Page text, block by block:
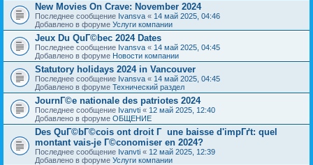
New Movies On Crave: November 2024
Последнее сообщение Ivansva « 14 май 2025, 04:46
Добавлено в форуме Услуги компании
Jeux Du QuГ©bec 2024 Dates
Последнее сообщение Ivansva « 14 май 2025, 04:45
Добавлено в форуме Новости компании
Statutory holidays 2024 in Vancouver
Последнее сообщение Ivansva « 14 май 2025, 04:45
Добавлено в форуме Технический раздел
JournГ©e nationale des patriotes 2024
Последнее сообщение Ivanvti « 12 май 2025, 12:40
Добавлено в форуме ОБЩЕНИЕ
Des QuГ©bГ©cois ont droit Г une baisse d'impГґt: quel
montant vais-je Г©conomiser en 2024?
Последнее сообщение Ivanvti « 12 май 2025, 12:39
Добавлено в форуме Услуги компании